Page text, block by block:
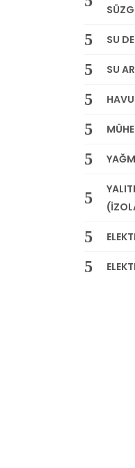
SU
SU